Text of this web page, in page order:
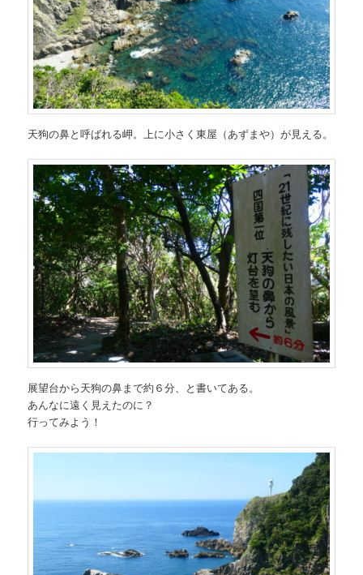
天狗の鼻と呼ばれる岬。上に小さく東屋（あずまや）が見える。
展望台から天狗の鼻まで約６分、と書いてある。
あんなに遠く見えたのに？
行ってみよう！